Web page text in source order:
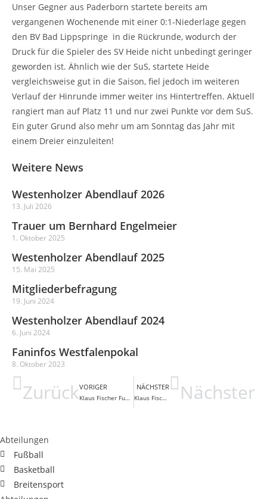
Unser Gegner aus Paderborn startete bereits am
vergangenen Wochenende mit einer 0:1-Niederlage gegen
den BV Bad Lippspringe in die Rückrunde, wodurch der
Druck für die Spieler des SV Heide nicht unbedingt geringer
geworden ist. Ähnlich wie der SuS, startete Heide
vergleichsweise gut in die Saison, fiel jedoch im weiteren
Verlauf der Hinrunde immer weiter ins Hintertreffen. Aktuell
rangiert man auf Platz 11 und nur zwei Punkte vor dem SuS.
Ein guter Grund also mehr um am Sonntag das Jahr mit
einem Dreier einzuleiten!
Weitere News
Westenholzer Abendlauf 2026
13. Juli 2026
Trauer um Bernhard Engelmeier
1. Oktober 2025
Westenholzer Abendlauf 2025
15. Mai 2025
Mitgliederbefragung
19. Juni 2024
Westenholzer Abendlauf 2024
6. Juni 2024
Faninfos Westfalenpokal
8. Oktober 2023
ZurückVORIGER
Klaus Fischer Fußballschule
NÄCHSTER
Klaus Fischer kommt nach Westenholz Nächster
Abteilungen
Fußball
Basketball
Breitensport